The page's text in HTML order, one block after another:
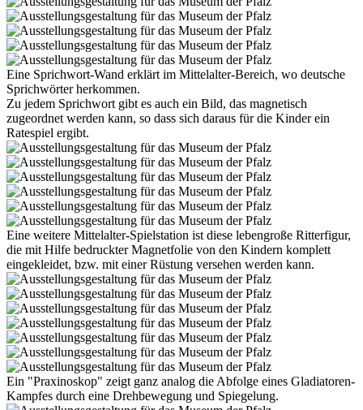
Eine Sprichwort-Wand erklärt im Mittelalter-Bereich, wo deutsche
Sprichwörter herkommen.
Zu jedem Sprichwort gibt es auch ein Bild, das magnetisch
zugeordnet werden kann, so dass sich daraus für die Kinder ein
Ratespiel ergibt.
Eine weitere Mittelalter-Spielstation ist diese lebengroße Ritterfigur,
die mit Hilfe bedruckter Magnetfolie von den Kindern komplett
eingekleidet, bzw. mit einer Rüstung versehen werden kann.
Ein "Praxinoskop" zeigt ganz analog die Abfolge eines Gladiatoren-
Kampfes durch eine Drehbewegung und Spiegelung.